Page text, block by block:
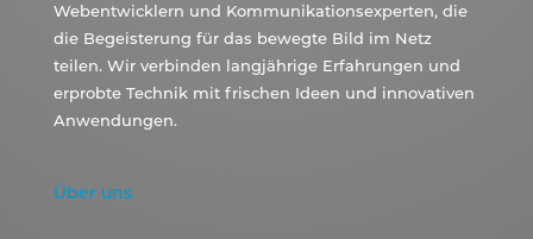
Webentwicklern und Kommunikationsexperten, die
die Begeisterung für das bewegte Bild im Netz
teilen. Wir verbinden langjährige Erfahrungen und
erprobte Technik mit frischen Ideen und innovativen
Anwendungen.
Über uns